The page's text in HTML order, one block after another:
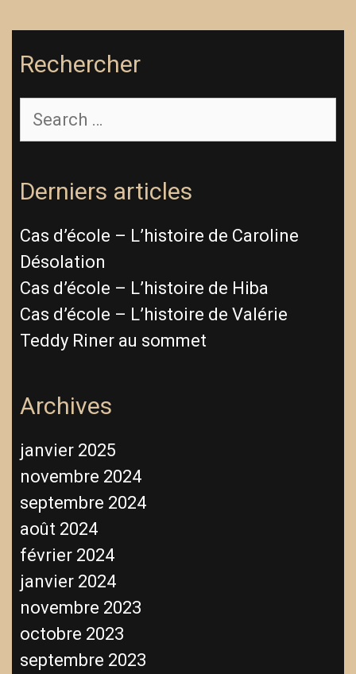
Rechercher
Derniers articles
Cas d’école – L’histoire de Caroline
Désolation
Cas d’école – L’histoire de Hiba
Cas d’école – L’histoire de Valérie
Teddy Riner au sommet
Archives
janvier 2025
novembre 2024
septembre 2024
août 2024
février 2024
janvier 2024
novembre 2023
octobre 2023
septembre 2023